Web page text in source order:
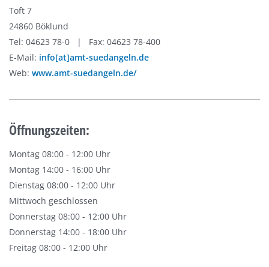
Toft 7
24860 Böklund
Tel: 04623 78-0 | Fax: 04623 78-400
E-Mail: info[at]amt-suedangeln.de
Web: www.amt-suedangeln.de/
Öffnungszeiten:
Montag 08:00 - 12:00 Uhr
Montag 14:00 - 16:00 Uhr
Dienstag 08:00 - 12:00 Uhr
Mittwoch geschlossen
Donnerstag 08:00 - 12:00 Uhr
Donnerstag 14:00 - 18:00 Uhr
Freitag 08:00 - 12:00 Uhr